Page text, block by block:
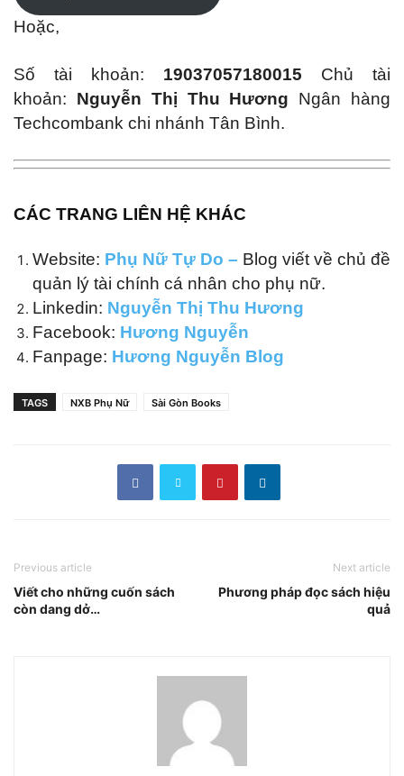
Hoặc,
Số tài khoản: 19037057180015 Chủ tài
khoản: Nguyễn Thị Thu Hương Ngân hàng
Techcombank chi nhánh Tân Bình.
CÁC TRANG LIÊN HỆ KHÁC
Website: Phụ Nữ Tự Do – Blog viết về chủ đề
quản lý tài chính cá nhân cho phụ nữ.
Linkedin: Nguyễn Thị Thu Hương
Facebook: Hương Nguyễn
Fanpage: Hương Nguyễn Blog
TAGS NXB Phụ Nữ Sài Gòn Books
Previous article
Viết cho những cuốn sách
còn dang dở…
Next article
Phương pháp đọc sách hiệu
quả